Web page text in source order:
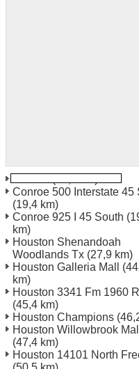
Conroe(18,8 km)
Conroe 500 Interstate 45
(19,4 km)
Conroe 925 I 45 South
km)
Houston Shenandoah
Woodlands Tx (27,9 km)
Houston Galleria Mall
km)
Houston 3341 Fm 1960
(45,4 km)
Houston Champions
Houston Willowbrook Mall
(47,4 km)
Houston 14101 North